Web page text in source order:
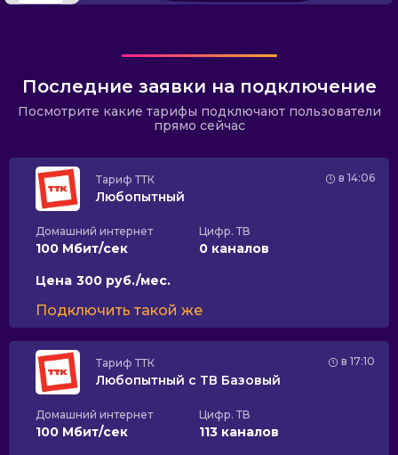
Последние заявки на подключение
Посмотрите какие тарифы подключают пользователи
прямо сейчас
в 14:06
Тариф ТТК
Любопытный
Домашний интернет
100 Мбит/сек
Цифр. ТВ
0 каналов
Цена 300 руб./мес.
Подключить такой же
в 17:10
Тариф ТТК
Любопытный с ТВ Базовый
Домашний интернет
100 Мбит/сек
Цифр. ТВ
113 каналов